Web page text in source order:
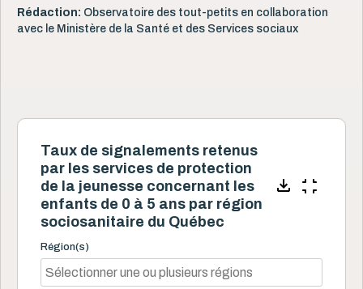
Rédaction: Observatoire des tout-petits en collaboration
avec le Ministère de la Santé et des Services sociaux
Taux de signalements retenus
par les services de protection
de la jeunesse concernant les
enfants de 0 à 5 ans par région
sociosanitaire du Québec
Région(s)